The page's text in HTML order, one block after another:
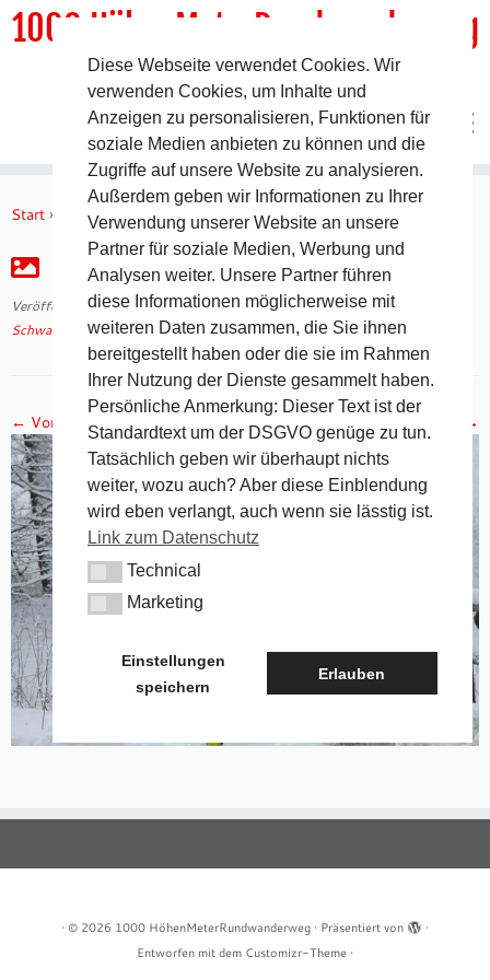
Inhalt
1000 HöhenMeterRundwanderweg
DER Rundwanderweg um Pommelsbrunn
Start » Schwabacher Winter Ultra (SWU) 2016 » IMG_2463
IMG_2463
Veröffentlicht am10. Februar 2016mit den Abmessungen4272 × 2848
Schwabacher Winter Ultra (SWU) 2016.
← Vorheriges Nächstes →
· © 2026 1000 HöhenMeterRundwanderweg · Präsentiert von
·
Entworfen mit dem Customizr-Theme ·
Diese Webseite verwendet Cookies. Wir
verwenden Cookies, um Inhalte und
Anzeigen zu personalisieren, Funktionen für
soziale Medien anbieten zu können und die
Zugriffe auf unsere Website zu analysieren.
Außerdem geben wir Informationen zu Ihrer
Verwendung unserer Website an unsere
Partner für soziale Medien, Werbung und
Analysen weiter. Unsere Partner führen
diese Informationen möglicherweise mit
weiteren Daten zusammen, die Sie ihnen
bereitgestellt haben oder die sie im Rahmen
Ihrer Nutzung der Dienste gesammelt haben.
Persönliche Anmerkung: Dieser Text ist der
Standardtext um der DSGVO genüge zu tun.
Tatsächlich geben wir überhaupt nichts
weiter, wozu auch? Aber diese Einblendung
wird eben verlangt, auch wenn sie lässtig ist.
Link zum Datenschutz
TechnicalTechnical
MarketingMarketing
Einstellungen
speichern
Erlauben